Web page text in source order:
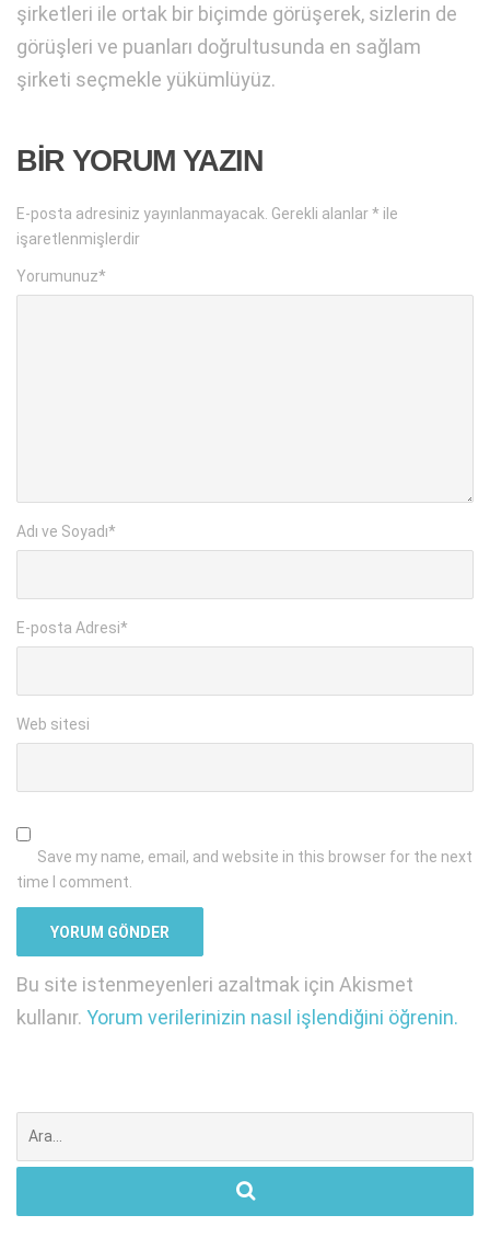
şirketleri ile ortak bir biçimde görüşerek, sizlerin de
görüşleri ve puanları doğrultusunda en sağlam
şirketi seçmekle yükümlüyüz.
BIR YORUM YAZIN
E-posta adresiniz yayınlanmayacak. Gerekli alanlar* ile
işaretlenmişlerdir
Yorumunuz*
Adı ve Soyadı*
E-posta Adresi*
Web sitesi
Save my name, email, and website in this browser for the next
time I comment.
Bu site istenmeyenleri azaltmak için Akismet
kullanır. Yorum verilerinizin nasıl işlendiğini öğrenin.
ara: